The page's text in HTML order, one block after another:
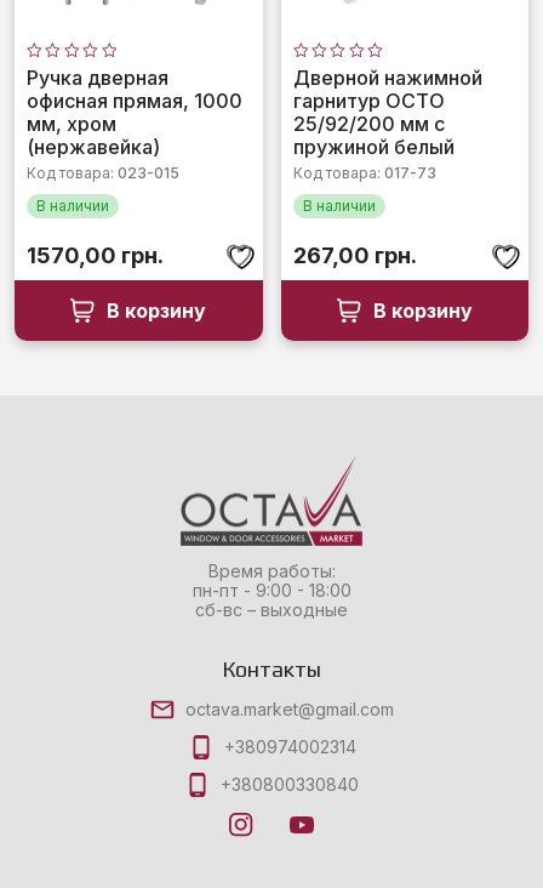
Оценка
0
из
Ручка дверная
офисная прямая, 1000
мм, хром
(нержавейка)
Код товара: 023-015
В наличии
1570,00 грн.
В корзину
Оценка
0
из
5
Дверной нажимной
гарнитур OCTO
25/92/200 мм с
пружиной белый
Код товара: 017-73
В наличии
267,00 грн.
В корзину
Время работы:
пн-пт - 9:00 - 18:00
сб-вс – выходные
Контакты
octava.market@gmail.com
+380974002314
+380800330840